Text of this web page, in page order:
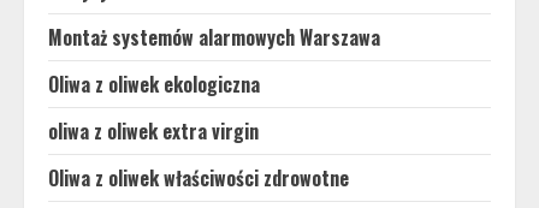
Montaż systemów alarmowych Warszawa
Oliwa z oliwek ekologiczna
oliwa z oliwek extra virgin
Oliwa z oliwek właściwości zdrowotne